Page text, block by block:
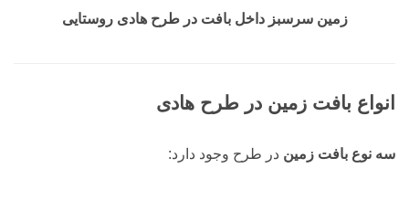
زمین سرسبز داخل بافت در طرح هادی روستایی
انواع بافت زمین در طرح هادی
سه نوع بافت زمین در طرح وجود دارد: